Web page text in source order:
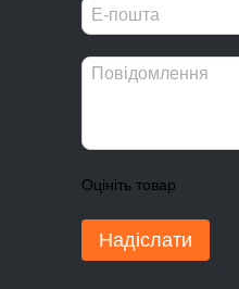
Оцініть товар
Надіслати